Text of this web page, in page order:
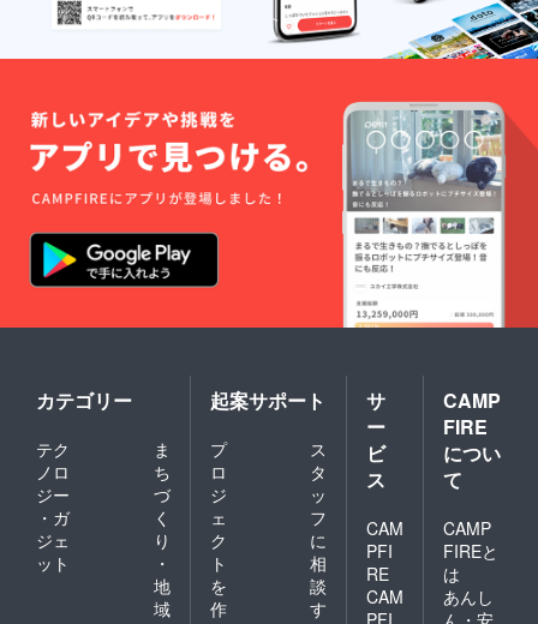
カテゴリー
テク
ノロ
ジー
・ガ
ジェ
ット
ま
ち
づ
く
り
・
地
域
起案サポート
プ
ロ
ジ
ェ
ク
ト
を
作
ス
タ
ッ
フ
に
相
談
す
サ
ー
ビ
ス
CAM
PFI
RE
CAM
CAMP
FIRE
につい
て
CAMP
FIREと
は
あんし